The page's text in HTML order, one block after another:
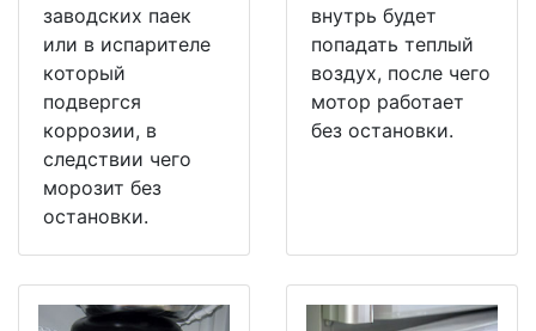
заводских паек
или в испарителе
который
подвергся
коррозии, в
следствии чего
морозит без
остановки.
внутрь будет
попадать теплый
воздух, после чего
мотор работает
без остановки.